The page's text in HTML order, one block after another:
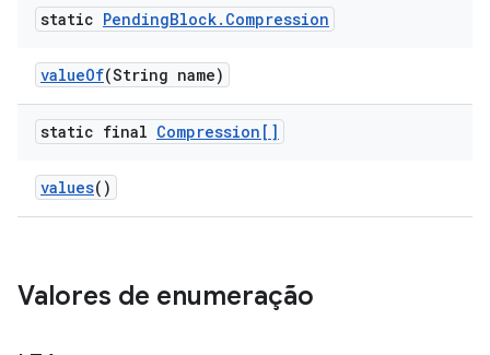
static PendingBlock. Compression
valueOf(String name)
static final Compression[]
values()
Valores de enumeração